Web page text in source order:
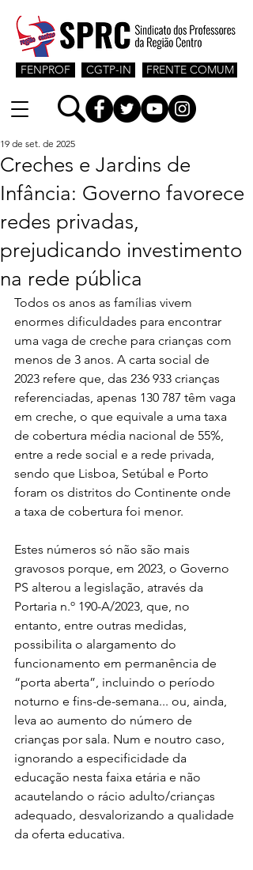
CGTP-IN
FENPROF FRENTE COMUM
Creches e Jardins de
Infância: Governo favorece
redes privadas,
prejudicando investimento
na rede pública
19 de set. de 2025
Todos os anos as famílias vivem
enormes dificuldades para encontrar
uma vaga de creche para crianças com
menos de 3 anos. A carta social de
2023 refere que, das 236 933 crianças
referenciadas, apenas 130 787 têm vaga
em creche, o que equivale a uma taxa
de cobertura média nacional de 55%,
entre a rede social e a rede privada,
sendo que Lisboa, Setúbal e Porto
foram os distritos do Continente onde
a taxa de cobertura foi menor.
Estes números só não são mais
gravosos porque, em 2023, o Governo
PS alterou a legislação, através da
Portaria n.º 190-A/2023, que, no
entanto, entre outras medidas,
possibilita o alargamento do
funcionamento em permanência de
“porta aberta”, incluindo o período
noturno e fins-de-semana... ou, ainda,
leva ao aumento do número de
crianças por sala. Num e noutro caso,
ignorando a especificidade da
educação nesta faixa etária e não
acautelando o rácio adulto/crianças
adequado, desvalorizando a qualidade
da oferta educativa.